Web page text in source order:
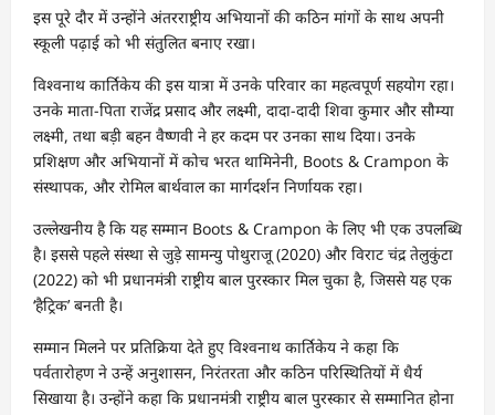
इस पूरे दौर में उन्होंने अंतरराष्ट्रीय अभियानों की कठिन मांगों के साथ अपनी
स्कूली पढ़ाई को भी संतुलित बनाए रखा।
विश्वनाथ कार्तिकेय की इस यात्रा में उनके परिवार का महत्वपूर्ण सहयोग रहा।
उनके माता-पिता राजेंद्र प्रसाद और लक्ष्मी, दादा-दादी शिवा कुमार और सौम्या
लक्ष्मी, तथा बड़ी बहन वैष्णवी ने हर कदम पर उनका साथ दिया। उनके
प्रशिक्षण और अभियानों में कोच भरत थामिनेनी, Boots & Crampon के
संस्थापक, और रोमिल बार्थवाल का मार्गदर्शन निर्णायक रहा।
उल्लेखनीय है कि यह सम्मान Boots & Crampon के लिए भी एक उपलब्धि
है। इससे पहले संस्था से जुड़े सामन्यु पोथुराजू (2020) और विराट चंद्र तेलुकुंटा
(2022) को भी प्रधानमंत्री राष्ट्रीय बाल पुरस्कार मिल चुका है, जिससे यह एक
‘हैट्रिक’ बनती है।
सम्मान मिलने पर प्रतिक्रिया देते हुए विश्वनाथ कार्तिकेय ने कहा कि
पर्वतारोहण ने उन्हें अनुशासन, निरंतरता और कठिन परिस्थितियों में धैर्य
सिखाया है। उन्होंने कहा कि प्रधानमंत्री राष्ट्रीय बाल पुरस्कार से सम्मानित होना